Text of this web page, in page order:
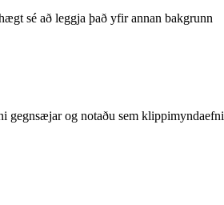
sé að leggja það yfir annan bakgrunn
gegnsæjar og notaðu sem klippimyndaefni